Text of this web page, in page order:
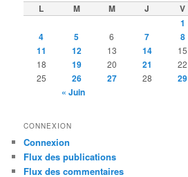
L M M J V
1
4 5 6 7 8
11 12 13 14 15
18 19 20 21 22
25
26 27 28 29
« Juin
CONNEXION
Connexion
Flux des publications
Flux des commentaires